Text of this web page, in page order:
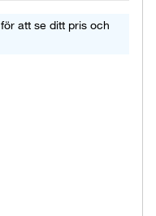
för att se ditt pris och